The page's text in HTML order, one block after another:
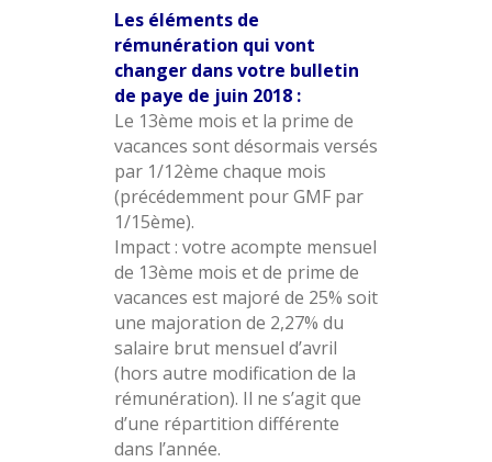
Les éléments de
rémunération qui vont
changer dans votre bulletin
de paye de juin 2018 :
Le 13ème mois et la prime de
vacances sont désormais versés
par 1/12ème chaque mois
(précédemment pour GMF par
1/15ème).
Impact : votre acompte mensuel
de 13ème mois et de prime de
vacances est majoré de 25% soit
une majoration de 2,27% du
salaire brut mensuel d’avril
(hors autre modification de la
rémunération). Il ne s’agit que
d’une répartition différente
dans l’année.